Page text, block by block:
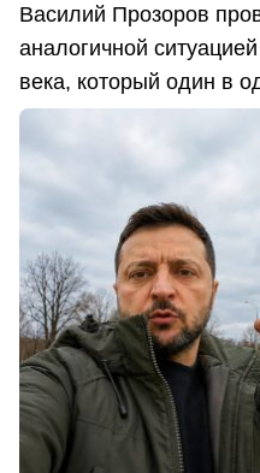
Василий Прозоров
аналогичной
века, который один в